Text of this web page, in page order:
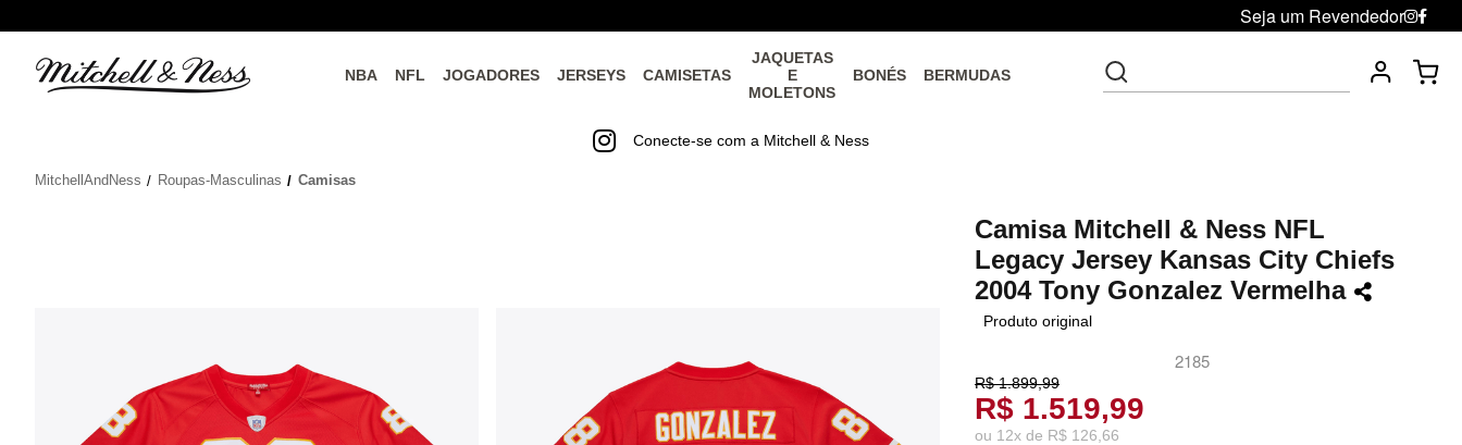
Seja um Revendedor
NBA NFL JOGADORES JERSEYS CAMISETAS
JAQUETAS
E
MOLETONS
BONÉS BERMUDAS
Conecte-se com a Mitchell & Ness
MitchellAndNess Roupas-Masculinas Camisas
Camisa Mitchell & Ness NFL
Legacy Jersey Kansas City Chiefs
2004 Tony Gonzalez Vermelha
Produto original
2185
R$ 1.899,99
R$ 1.519,99
ou 12x de R$ 126,66